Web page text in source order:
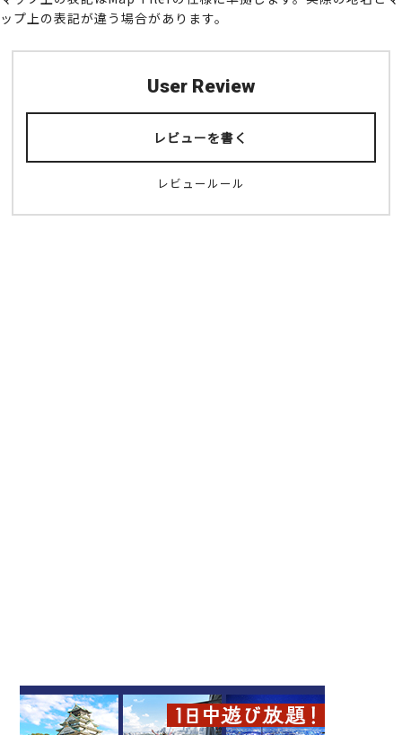
ップ上の表記が違う場合があります。
User Review
レビューを書く
レビュールール